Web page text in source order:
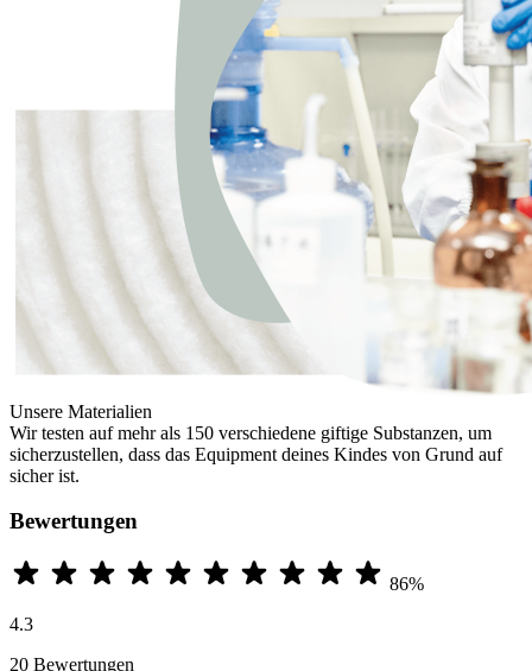
Unsere Materialien
Wir testen auf mehr als 150 verschiedene giftige Substanzen, um
sicherzustellen, dass das Equipment deines Kindes von Grund auf
sicher ist.
Bewertungen
86%
4.3
20 Bewertungen